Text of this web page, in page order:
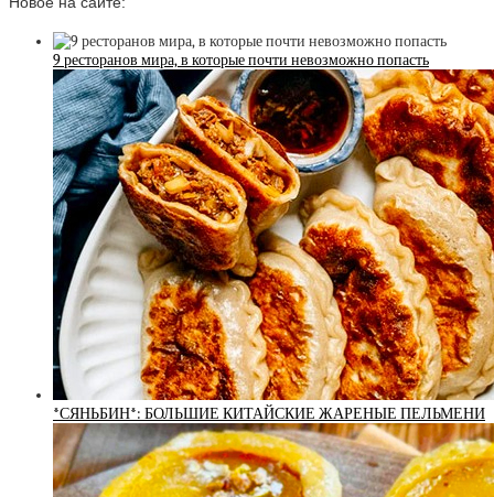
9 ресторанов мира, в которые почти невозможно попасть
*СЯНЬБИН*: БОЛЬШИЕ КИТАЙСКИЕ ЖАРЕНЫЕ ПЕЛЬМЕНИ